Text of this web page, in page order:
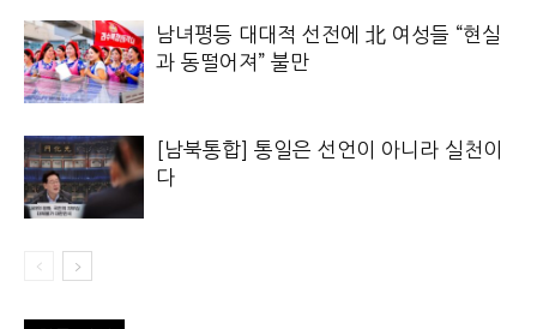
남녀평등 대대적 선전에 北 여성들 “현실
과 동떨어져” 불만
[남북통합] 통일은 선언이 아니라 실천이
다